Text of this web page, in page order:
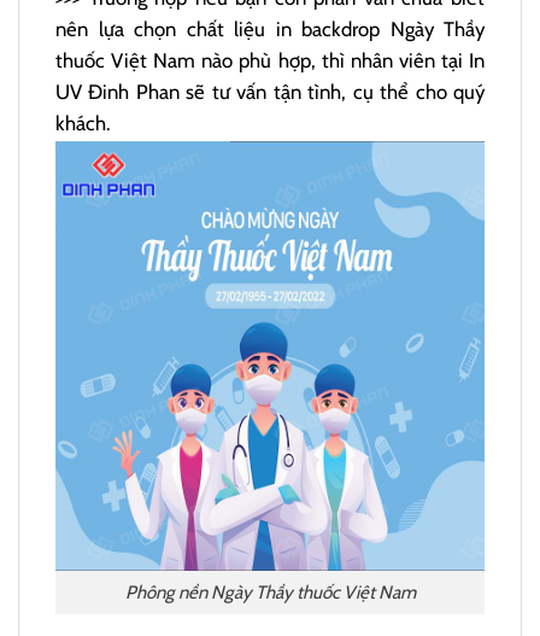
nên lựa chọn chất liệu in backdrop Ngày Thầy
thuốc Việt Nam nào phù hợp, thì nhân viên tại In
UV Đinh Phan sẽ tư vấn tận tình, cụ thể cho quý
khách.
Phông nền Ngày Thầy thuốc Việt Nam